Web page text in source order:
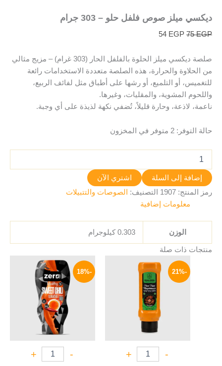
ديكسي ميلز صوص فلفل حلو – 303 جرام
75EGP
54 EGP
صلصة ديكسي ميلز الحلوة بالفلفل الحار (303 غرام) – مزيج مثالي
من الحلاوة والحرارة، هذه الصلصة متعددة الاستخدامات رائعة
للتغميس، أو التلميع، أو رشها على أطباق مثل لفائف الربيع،
واللحوم المشوية، والمقليات، وغيرها.
ناعمة، لاذعة، وحارة قليلاً، تُضفي نكهة لذيذة على أي وجبة.
حالة التوفر: 2 متوفر في المخزون
إضافة إلى السلة
اشتري الآن
رمز المنتج: 1907 التصنيف:
الصوصات والتتبيلات
معلومات إضافية
الوزن 0.303 كيلوجرام
منتجات ذات صلة
-21%
-
+
الأصلي
هو:
100 EGP.
الحالي
هو:
-18%
-
+
السعر
الأصلي
هو:
195 EGP.
السعر
الحالي
هو:
159 EGP.